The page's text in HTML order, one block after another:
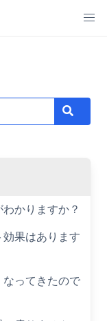
Search
かりますか？
果はあります
なってきたので